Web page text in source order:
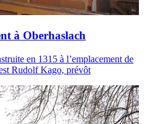
à Oberhaslach
en 1315 à l’emplacement de
Rudolf Kago, prévôt